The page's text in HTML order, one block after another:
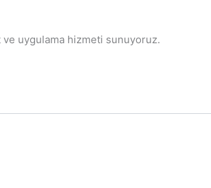
ve uygulama hizmeti sunuyoruz.